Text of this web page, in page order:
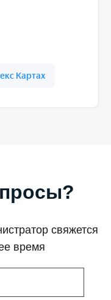
свяжется
время